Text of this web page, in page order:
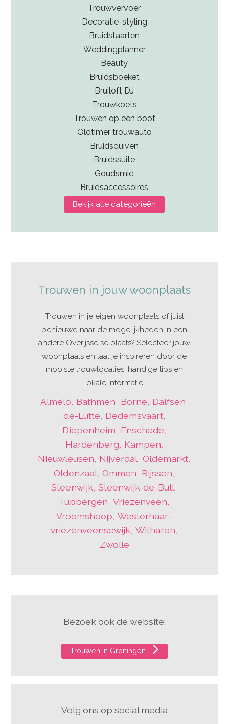
Trouwvervoer
Decoratie-styling
Bruidstaarten
Weddingplanner
Beauty
Bruidsboeket
Bruiloft DJ
Trouwkoets
Trouwen op een boot
Oldtimer trouwauto
Bruidsduiven
Bruidssuite
Goudsmid
Bruidsaccessoires
Bekijk alle categorieën
Trouwen in jouw woonplaats
Trouwen in je eigen woonplaats of juist
benieuwd naar de mogelijkheden in een
andere Overijsselse plaats? Selecteer jouw
woonplaats en laat je inspireren door de
mooiste trouwlocaties, handige tips en
lokale informatie.
Almelo Bathmen Borne Dalfsen
de-Lutte Dedemsvaart,
Diepenheim Enschede
Hardenberg Kampen
Nieuwleusen Nijverdal ,Oldemarkt
Oldenzaal ,Ommen Rijssen
Steenwijk ,Steenwijk-de-Bult
Tubbergen ,Vriezenveen
Vroomshoop Westerhaar–
vriezenveensewijk ,Witharen
Zwolle
Bezoek ook de website:
Trouwen in Groningen
Volg ons op social media